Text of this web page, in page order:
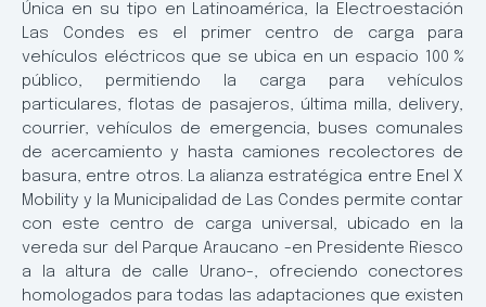
Única en su tipo en Latinoamérica, la Electroestación
Las Condes es el primer centro de carga para
vehículos eléctricos que se ubica en un espacio 100 %
público, permitiendo la carga para vehículos
particulares, flotas de pasajeros, última milla, delivery,
courrier, vehículos de emergencia, buses comunales
de acercamiento y hasta camiones recolectores de
basura, entre otros. La alianza estratégica entre Enel X
Mobility y la Municipalidad de Las Condes permite contar
con este centro de carga universal, ubicado en la
vereda sur del Parque Araucano -en Presidente Riesco
a la altura de calle Urano-, ofreciendo conectores
homologados para todas las adaptaciones que existen